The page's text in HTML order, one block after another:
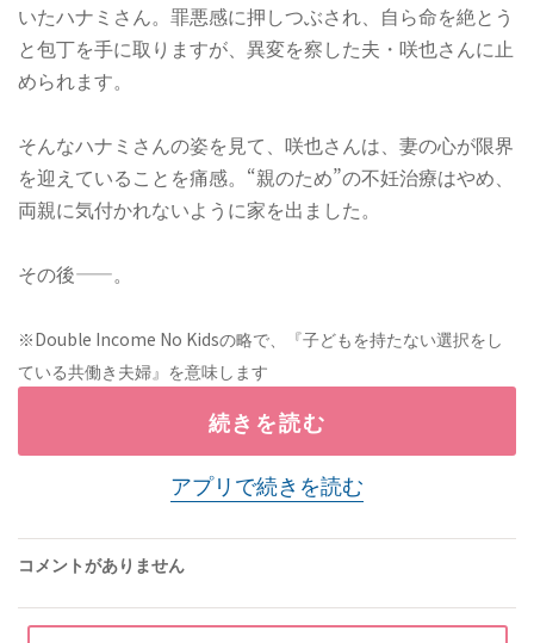
いたハナミさん。罪悪感に押しつぶされ、自ら命を絶とう
と包丁を手に取りますが、異変を察した夫・咲也さんに止
められます。
そんなハナミさんの姿を見て、咲也さんは、妻の心が限界
を迎えていることを痛感。“親のため”の不妊治療はやめ、
両親に気付かれないように家を出ました。
その後——。
※Double Income No Kidsの略で、『子どもを持たない選択をし
ている共働き夫婦』を意味します
続きを読む
アプリで続きを読む
コメントがありません